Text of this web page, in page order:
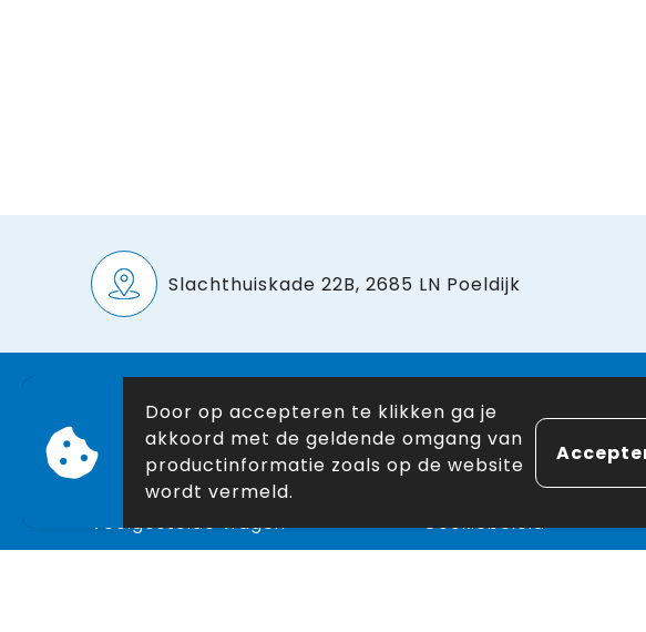
Slachthuiskade 22B, 2685 LN Poeldijk
Klantenservice
Nieuwsbrief
Contact
Veelgestelde vragen
Over ons
Veilig winkelen
Algemene voorwaarden
Privacyverklaring
Cookiebeleid
Disclaimer
Door op accepteren te klikken ga je
akkoord met de geldende omgang van
productinformatie zoals op de website
wordt vermeld.